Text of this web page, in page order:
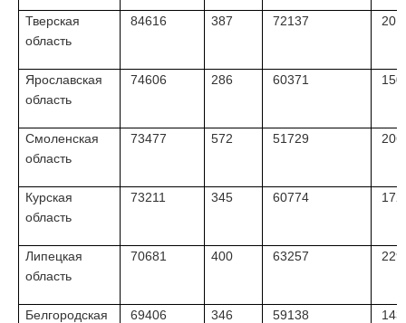
Тверская
область
84616 387 72137
Ярославская
область
74606 286 60371
Смоленская
область
73477 572 51729
Курская
область
73211 345 60774
Липецкая
область
70681 400 63257
Белгородская
69406 346 59138